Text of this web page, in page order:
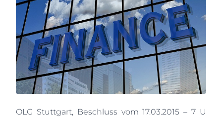
OLG Stuttgart, Beschluss vom 17.03.2015 – 7 U